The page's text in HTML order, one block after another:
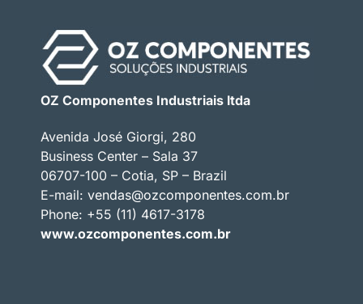
OZ Componentes Industriais ltda
Avenida José Giorgi, 280
Business Center – Sala 37
06707-100 – Cotia, SP – Brazil
E-mail: vendas@ozcomponentes.com.br
Phone: +55 (11) 4617-3178
www.ozcomponentes.com.br